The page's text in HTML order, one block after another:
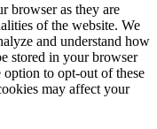
browser as they are
of the website. We
and understand how
stored in your browser
to opt-out of these
may affect your